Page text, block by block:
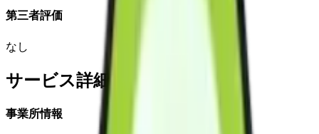
第三者評価
なし
サービス詳細
事業所情報